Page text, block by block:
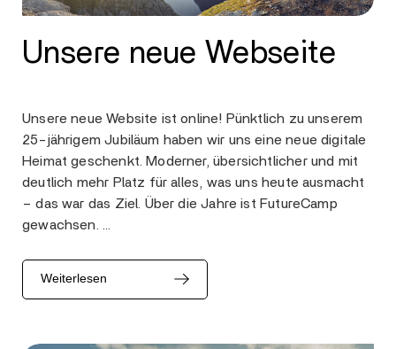
Unsere neue Webseite
Unsere neue Website ist online! Pünktlich zu unserem
25-jährigem Jubiläum haben wir uns eine neue digitale
Heimat geschenkt. Moderner, übersichtlicher und mit
deutlich mehr Platz für alles, was uns heute ausmacht
– das war das Ziel. Über die Jahre ist FutureCamp
gewachsen. …
Weiterlesen